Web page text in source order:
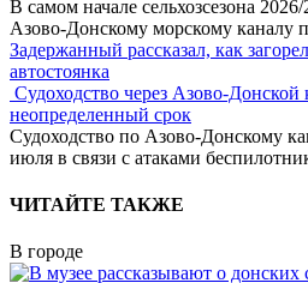
В самом начале сельхозсезона
Азово-Донскому морскому каналу
Задержанный рассказал, как
автостоянка
Судоходство через Азово-Донской
неопределенный срок
Судоходство по Азово-Донскому
июля в связи с атаками
ЧИТАЙТЕ ТАКЖЕ
В городе